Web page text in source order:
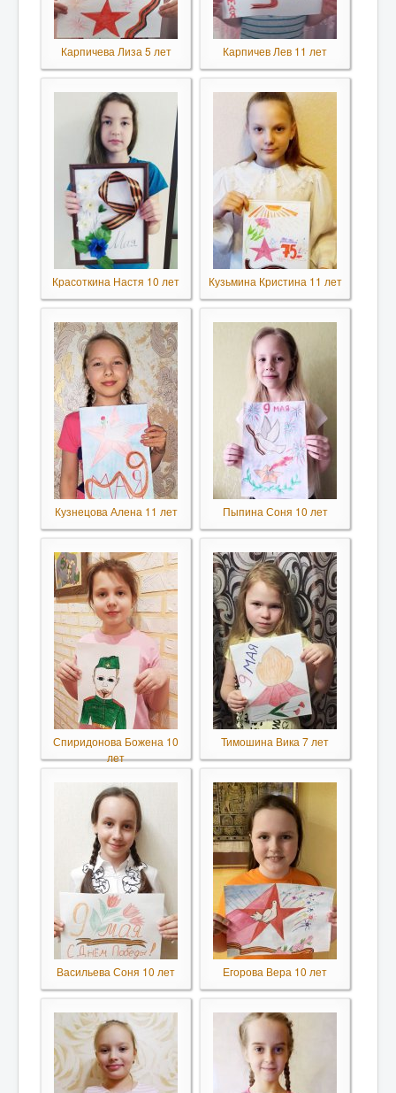
Карпичева Лиза 5 лет Карпичев Лев 11 лет
Красоткина Настя 10 лет Кузьмина Кристина 11 лет
Кузнецова Алена 11 лет Пыпина Соня 10 лет
Спиридонова Божена 10
лет
Тимошина Вика 7 лет
Васильева Соня 10 лет Егорова Вера 10 лет